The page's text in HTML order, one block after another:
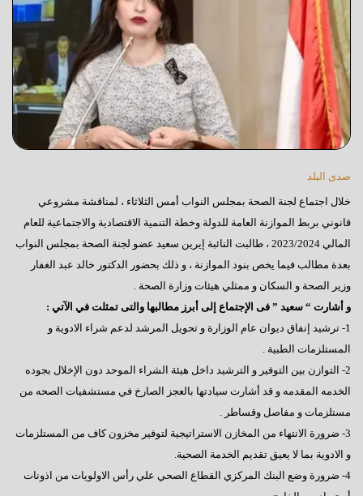
صدى البلد
خلال اجتماع لجنة الصحة بمجلس النواب أمس الثلاثاء ، لمناقشة مشروعي
قانوني بربط الموازنة العامة للدولة وخطة التنمية الاقتصادية والاجتماعية للعام
المالي 2023/2024 ، طالبت النائبة إيرين سعيد عضو لجنة الصحة بمجلس النواب
بعدة مطالب فيما يخص بنود الموازنة ، و ذلك بحضور الدكتور خالد عبد الغفار
وزير الصحة و السكان و ممثلي هيئات وزارة الصحة .
و أشارت “ سعيد ” فى الإجتماع إلى أبرز مطالبها والتى تمثلت في الآتي :
1- ترشيد إنفاق ديوان عام الوزارة و تحويل المرشد لدعم شراء الادوية و
المستلزمات الطبية .
2- التوازن بين التوفير و الترشيد داخل هيئة الشراء الموحد دون الإخلال بجوده
الخدمه المقدمه و قد أشارت سيادتها بالعجز الصارخ في مستشفيات الصحه من
مستلزمات و مفاصل وقساطر .
3- ضرورة الانتهاء من المخازن الاستراتيجية لتوفير مخزون كاف من المستلزمات
و الادوية بما لا يعيق تقديم الخدمة الصحية.
4- ضرورة وضع البنك المركزي القطاع الصحي علي رأس الاولويات من اذونات